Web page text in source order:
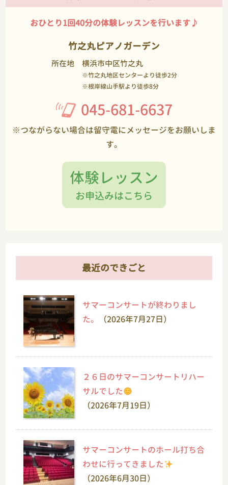
おひとり1回40分の体験レッスンを行います♪
竹之丸ピアノガーデン
所在地 横浜市中区竹之丸
※竹之丸地区センターより徒歩2分
※根岸線山手駅より徒歩8分
045-681-6637
※つながらない場合は留守電にメッセージをお願いしま
す。
体験レッスン
お申込みはこちら
最近のできごと
サマーコンサートが終わりまし
た。
（2026年7月27日）
２６日のサマーコンサートリハー
サルでした
（2026年7月19日）
サマーコンサートのホール打ち合
わせに行ってきました
（2026年6月30日）